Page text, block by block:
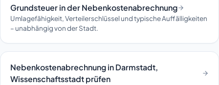
Grundsteuer in der Nebenkostenabrechnung
Umlagefähigkeit, Verteilerschlüssel und typische Auffälligkeiten
– unabhängig von der Stadt.
Nebenkostenabrechnung in Darmstadt,
Wissenschaftsstadt prüfen